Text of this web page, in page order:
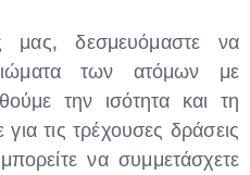
μας, δεσμευόμαστε να
των ατόμων με
την ισότητα και τη
τις τρέχουσες δράσεις
να συμμετάσχετε